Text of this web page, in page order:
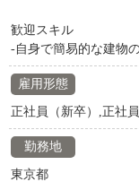
歓迎スキル
-自身で簡易的な建物
雇用形態
正社員（新卒）,正社員
勤務地
東京都